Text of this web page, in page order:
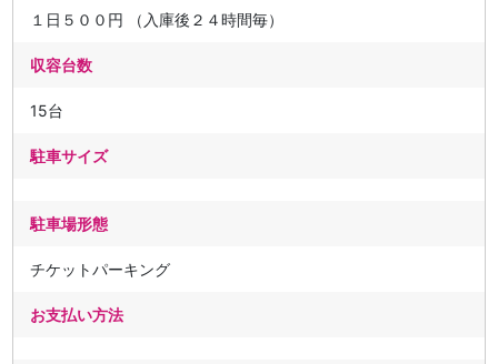
１日５００円 （入庫後２４時間毎）
収容台数
15台
駐車サイズ
駐車場形態
チケットパーキング
お支払い方法